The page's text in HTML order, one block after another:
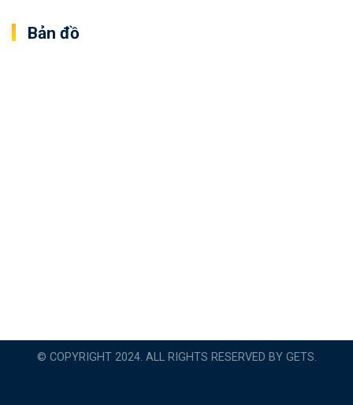
Bản đồ
© COPYRIGHT 2024. ALL RIGHTS RESERVED BY GETS.